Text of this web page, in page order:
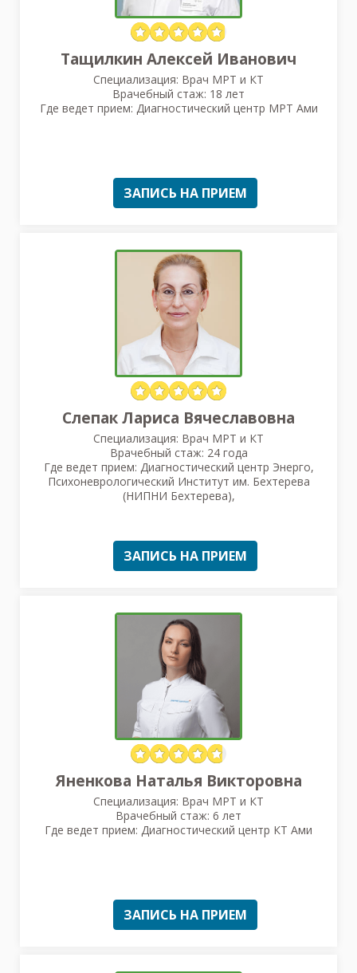
Тащилкин Алексей Иванович
Специализация: Врач МРТ и КТ
Врачебный стаж: 18 лет
Где ведет прием: Диагностический центр МРТ Ами
ЗАПИСЬ НА ПРИЕМ
Слепак Лариса Вячеславовна
Специализация: Врач МРТ и КТ
Врачебный стаж: 24 года
Где ведет прием: Диагностический центр Энерго,
Психоневрологический Институт им. Бехтерева
(НИПНИ Бехтерева),
ЗАПИСЬ НА ПРИЕМ
Яненкова Наталья Викторовна
Специализация: Врач МРТ и КТ
Врачебный стаж: 6 лет
Где ведет прием: Диагностический центр КТ Ами
ЗАПИСЬ НА ПРИЕМ